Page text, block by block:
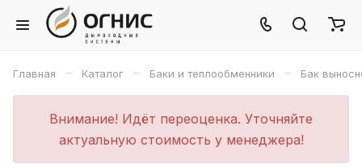
Главная – Каталог – Баки и теплообменники – Бак
Внимание! Идёт переоценка. Уточняйте
актуальную стоимость у менеджера!